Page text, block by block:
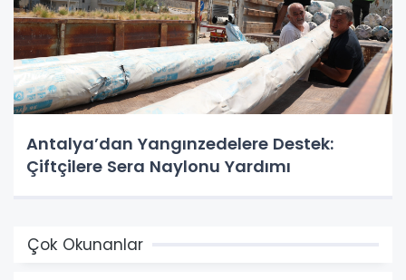
Antalya’dan Yangınzedelere Destek:
Çiftçilere Sera Naylonu Yardımı
Çok Okunanlar